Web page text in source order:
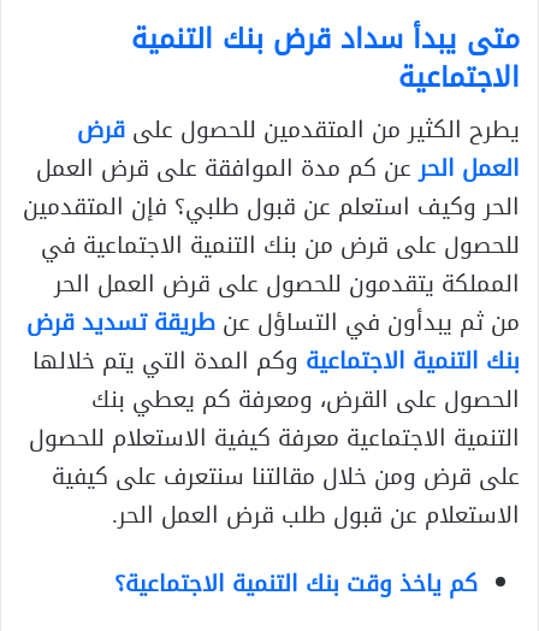
متى يبدأ سداد قرض بنك التنمية
الاجتماعية
يطرح الكثير من المتقدمين للحصول علىقرض
العمل الحرعن كم مدة الموافقة على قرض العمل
الحر وكيف استعلم عن قبول طلبي؟ فإن المتقدمين
للحصول على قرض من بنك التنمية الاجتماعية في
المملكة يتقدمون للحصول على قرض العمل الحر
من ثم يبدأون في التساؤل عنطريقة تسديد قرض
بنك التنمية الاجتماعية وكم المدة التي يتم خلالها
الحصول على القرض، ومعرفة كم يعطي بنك
التنمية الاجتماعية معرفة كيفية الاستعلام للحصول
على قرض ومن خلال مقالتنا سنتعرف على كيفية
الاستعلام عن قبول طلب قرض العمل الحر.
كم ياخذ وقت بنك التنمية الاجتماعية؟